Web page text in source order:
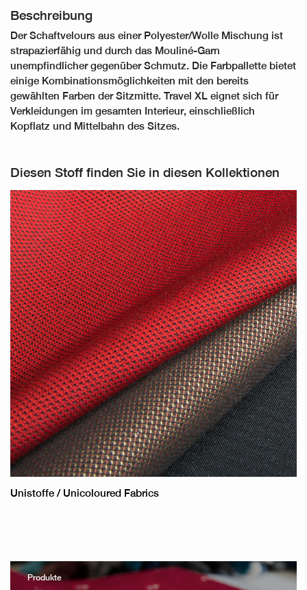
Beschreibung
Der Schaftvelours aus einer Polyester/Wolle Mischung ist
strapazierfähig und durch das Mouliné-Garn
unempfindlicher gegenüber Schmutz. Die Farbpallette bietet
einige Kombinationsmöglichkeiten mit den bereits
gewählten Farben der Sitzmitte. Travel XL eignet sich für
Verkleidungen im gesamten Interieur, einschließlich
Kopflatz und Mittelbahn des Sitzes.
Diesen Stoff finden Sie in diesen Kollektionen
Unistoffe / Unicoloured Fabrics
Produkte